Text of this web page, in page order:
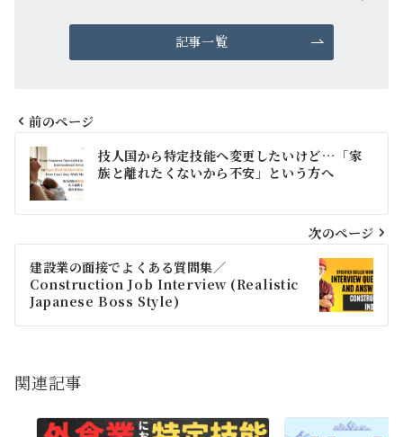
記事一覧
投
稿
ナ
ビ
ゲ
ー
シ
ン
前のページ
技人国から特定技能へ変更したいけど…「家
族と離れたくないから不安」という方へ
次のページ
建設業の面接でよくある質問集／
Construction Job Interview (Realistic
Japanese Boss Style)
関連記事